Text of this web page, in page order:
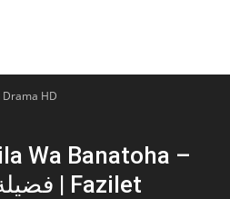
HD
Wa Banatoha –